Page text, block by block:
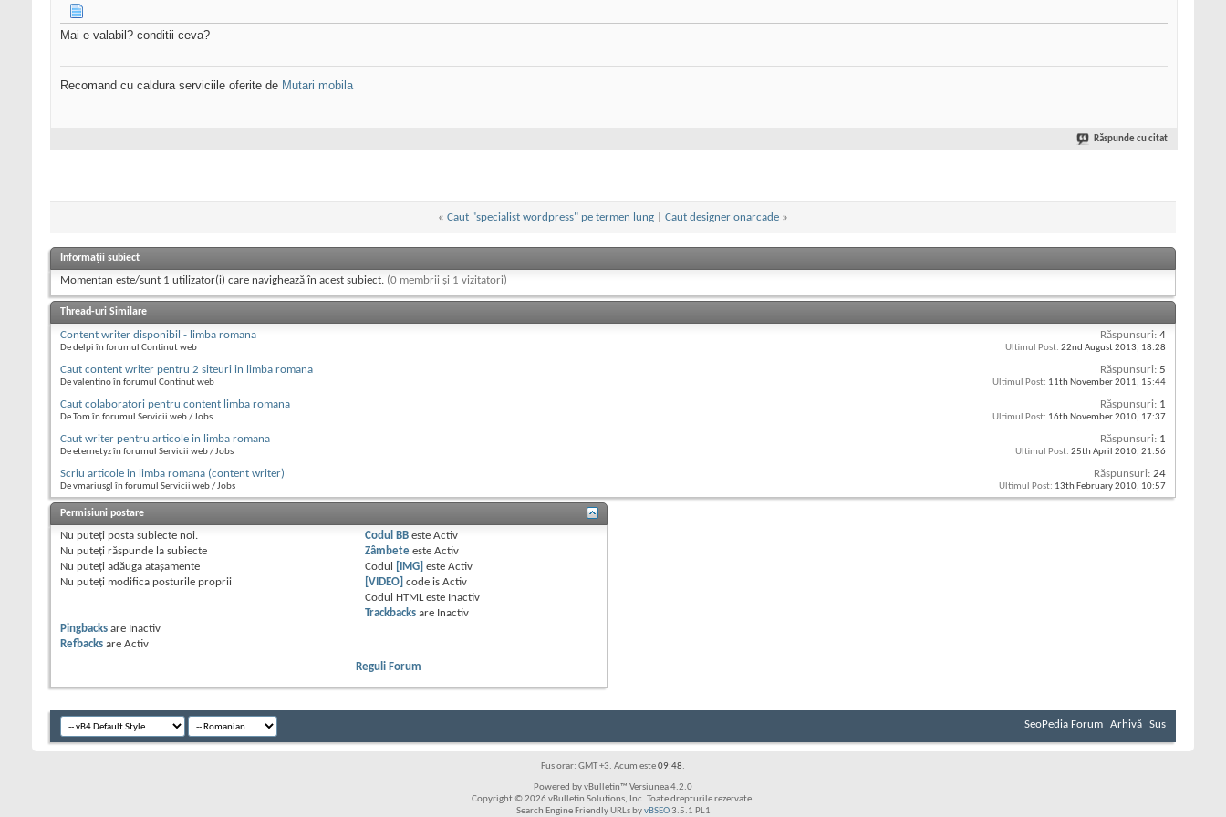
Mai e valabil? conditii ceva?
Recomand cu caldura serviciile oferite de Mutari mobila
Răspunde cu citat
« Caut "specialist wordpress" pe termen lung Caut designer onarcade »
Informații subiect
Momentan este/sunt 1 utilizator(i) care navighează în acest subiect. (0 membrii și 1 vizitatori)
Thread-uri Similare
Content writer disponibil - limba romana
De delpi în forumul Continut web
Răspunsuri: 4
Ultimul Post: 22nd August 2013, 18:28
Caut content writer pentru 2 siteuri in limba romana
De valentino în forumul Continut web
Răspunsuri: 5
Ultimul Post: 11th November 2011, 15:44
Caut colaboratori pentru content limba romana
De Tom în forumul Servicii web / Jobs
Răspunsuri: 1
Ultimul Post: 16th November 2010, 17:37
Caut writer pentru articole in limba romana
De eternetyz în forumul Servicii web / Jobs
Răspunsuri: 1
Ultimul Post: 25th April 2010, 21:56
Scriu articole in limba romana (content writer)
De vmariusgl în forumul Servicii web / Jobs
Răspunsuri: 24
Ultimul Post: 13th February 2010, 10:57
Permisiuni postare
Nu puteţi posta subiecte noi.
Nu puteţi răspunde la subiecte
Nu puteţi adăuga ataşamente
Nu puteţi modifica posturile proprii
Codul BB esteActiv
Zâmbete esteActiv
Codul
[IMG] esteActiv
[VIDEO] code isActiv
Codul HTML este Inactiv
Trackbacks are Inactiv
Pingbacks are Inactiv
Refbacks are Activ
Reguli Forum
SeoPedia Forum Arhivă Sus
Fus orar: GMT +3. Acum este09:48.
Powered by vBulletin™ Versiunea 4.2.0
Copyright © 2026 vBulletin Solutions, Inc. Toate drepturile rezervate.
Search Engine Friendly URLs byvBSEO3.5.1 PL1